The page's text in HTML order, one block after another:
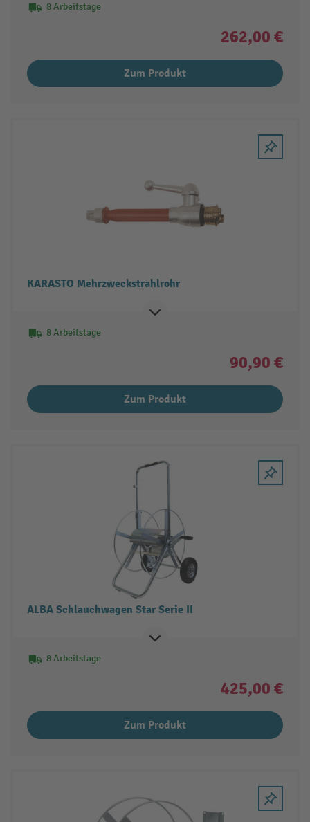
8 Arbeitstage
262,00 €
Zum Produkt
KARASTO Mehrzweckstrahlrohr
8 Arbeitstage
90,90 €
Zum Produkt
ALBA Schlauchwagen Star Serie II
8 Arbeitstage
425,00 €
Zum Produkt